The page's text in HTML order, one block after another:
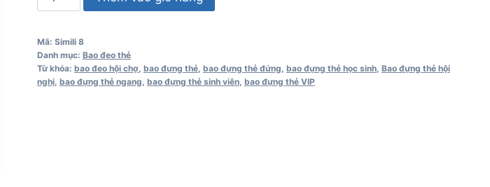
da
màu
đen
số
Mã: Simili 8
Danh mục: Bao đeo thẻ
Từ khóa: bao đeo hội chợ, bao đựng thẻ, bao đựng thẻ đứng bao đựng thẻ học sinh, Bao đựng thẻ hội
nghị, bao đựng thẻ ngang bao đựng thẻ sinh viên, bao đựng thẻ VIP